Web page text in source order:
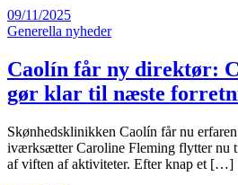
09/11/2025
Generella nyheder
Caolín får ny direktør:
gør klar til næste
Skønhedsklinikken Caolín får nu
iværksætter Caroline Fleming flytter nu
af viften af aktiviteter. Efter knap et […]